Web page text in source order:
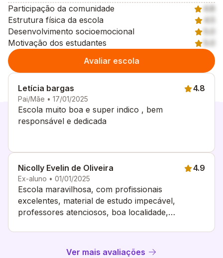
Participação da comunidade
4.8
Estrutura física da escola
4.5
Desenvolvimento socioemocional
Motivação dos estudantes
Avaliar escola
Letícia bargas
Pai/Mãe • 17/01/2025
4.8
Escola muito boa e super indico , bem
responsável e dedicada
Nicolly Evelin de Oliveira
Ex-aluno • 01/01/2025
4.9
Escola maravilhosa, com profissionais
excelentes, material de estudo impecável,
professores atenciosos, boa localidade,
Ver mais avaliações